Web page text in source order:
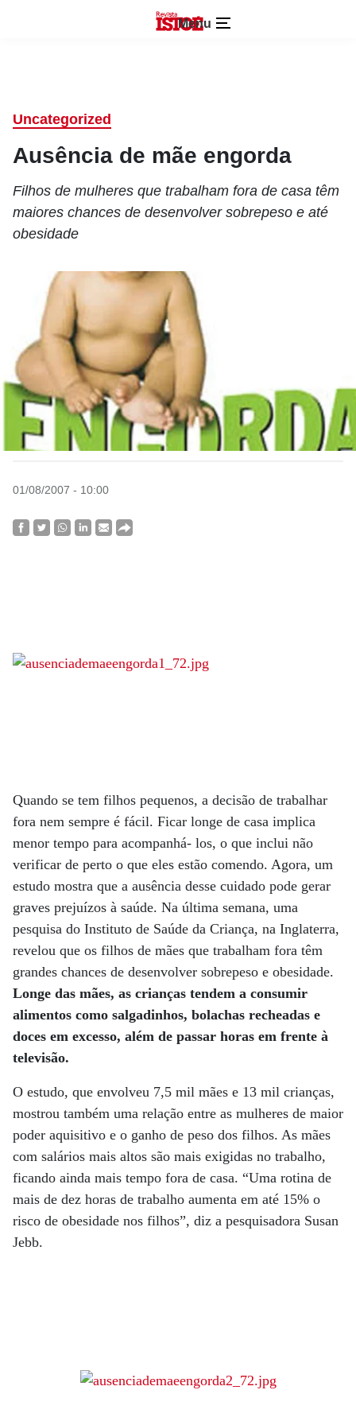
Menu
Uncategorized
Ausência de mãe engorda
Filhos de mulheres que trabalham fora de casa têm
maiores chances de desenvolver sobrepeso e até
obesidade
01/08/2007 - 10:00
Quando se tem filhos pequenos, a decisão de trabalhar
fora nem sempre é fácil. Ficar longe de casa implica
menor tempo para acompanhá- los, o que inclui não
verificar de perto o que eles estão comendo. Agora, um
estudo mostra que a ausência desse cuidado pode gerar
graves prejuízos à saúde. Na última semana, uma
pesquisa do Instituto de Saúde da Criança, na Inglaterra,
revelou que os filhos de mães que trabalham fora têm
grandes chances de desenvolver sobrepeso e obesidade.
Longe das mães, as crianças tendem a consumir
alimentos como salgadinhos, bolachas recheadas e
doces em excesso, além de passar horas em frente à
televisão.
O estudo, que envolveu 7,5 mil mães e 13 mil crianças,
mostrou também uma relação entre as mulheres de maior
poder aquisitivo e o ganho de peso dos filhos. As mães
com salários mais altos são mais exigidas no trabalho,
ficando ainda mais tempo fora de casa. “Uma rotina de
mais de dez horas de trabalho aumenta em até 15% o
risco de obesidade nos filhos”, diz a pesquisadora Susan
Jebb.